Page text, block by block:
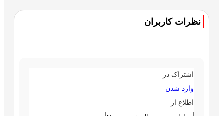
نظرات کاربران
اشتراک در
وارد شدن
اطلاع از